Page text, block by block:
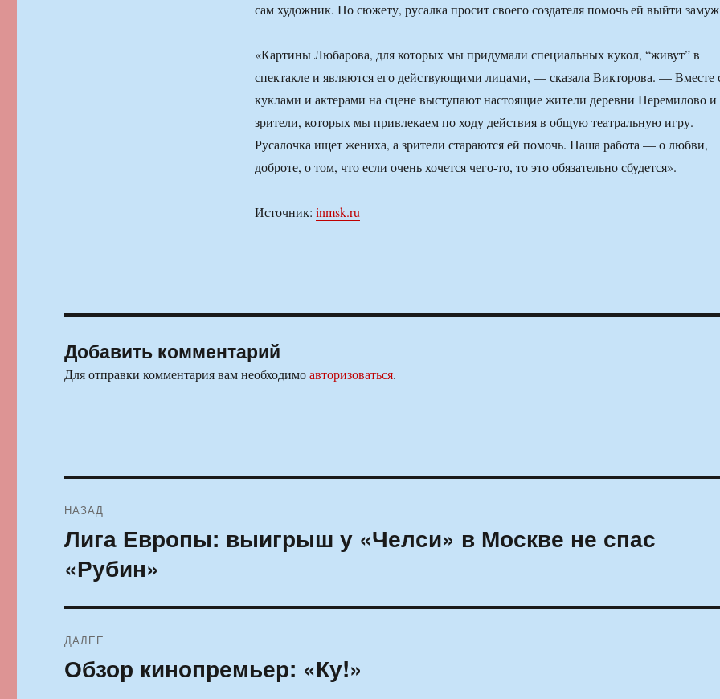
сам художник. По сюжету, русалка просит своего создателя помочь ей выйти
«Картины Любарова, для которых мы придумали специальных кукол, “живут” в
спектакле и являются его действующими лицами, — сказала Викторова. — Вместе
куклами и актерами на сцене выступают настоящие жители деревни Перемилово и
зрители, которых мы привлекаем по ходу действия в общую театральную игру.
Русалочка ищет жениха, а зрители стараются ей помочь. Наша работа — о любви,
доброте, о том, что если очень хочется чего-то, то это обязательно сбудется».
Источник: inmsk.ru
Добавить комментарий
Для отправки комментария вам необходимоавторизоваться.
по
записям
НАЗАД
Предыдущая
Лига Европы: выигрыш у «Челси» в Москве не спас
«Рубин»
ДАЛЕЕ
Следующая
Обзор кинопремьер: «Ку!»